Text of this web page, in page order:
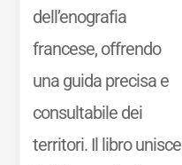
dell’enografia
francese, offrendo
una guida precisa e
consultabile dei
territori. Il libro unisce